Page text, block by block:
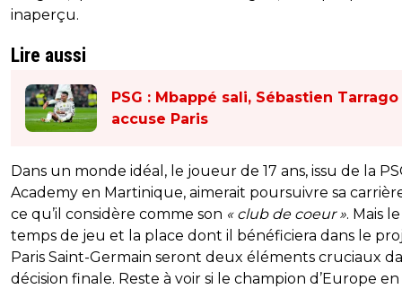
inaperçu.
Lire aussi
PSG : Mbappé sali, Sébastien Tarrago
accuse Paris
Dans un monde idéal, le joueur de 17 ans, issu de la
Academy en Martinique, aimerait poursuivre sa
ce qu’il considère comme son « club de coeur ». Mais le
temps de jeu et la place dont il bénéficiera dans le
Paris Saint-Germain seront deux éléments cruciaux
décision finale. Reste à voir si le champion d’Europe